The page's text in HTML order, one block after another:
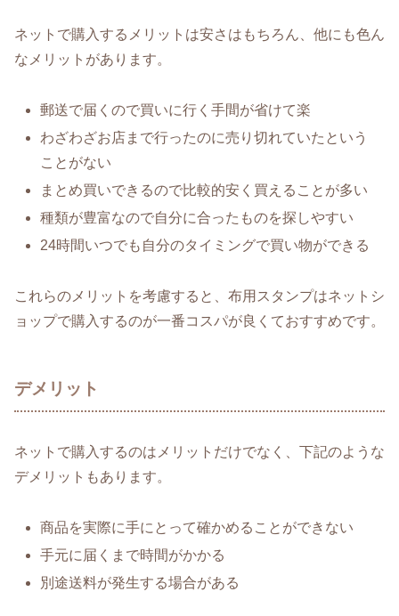
ネットで購入するメリットは安さはもちろん、他にも色ん
なメリットがあります。
郵送で届くので買いに行く手間が省けて楽
わざわざお店まで行ったのに売り切れていたという
ことがない
まとめ買いできるので比較的安く買えることが多い
種類が豊富なので自分に合ったものを探しやすい
24時間いつでも自分のタイミングで買い物ができる
これらのメリットを考慮すると、布用スタンプはネットシ
ョップで購入するのが一番コスパが良くておすすめです。
デメリット
ネットで購入するのはメリットだけでなく、下記のような
デメリットもあります。
商品を実際に手にとって確かめることができない
手元に届くまで時間がかかる
別途送料が発生する場合がある